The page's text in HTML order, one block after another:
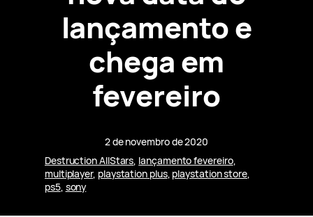
lançamento e
chega em
fevereiro
2 de novembro de 2020
Destruction AllStars, lançamento fevereiro
multiplayer, playstation plus, playstation store
ps5, sony